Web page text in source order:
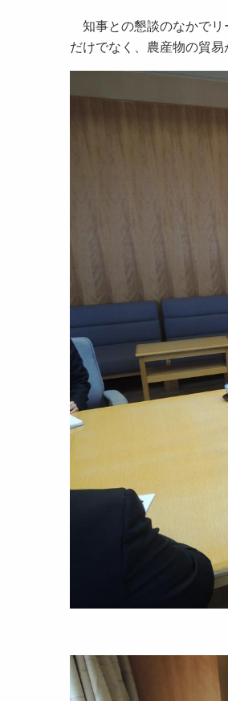
知事との懇談のなかでリ
だけでなく、農産物の貿